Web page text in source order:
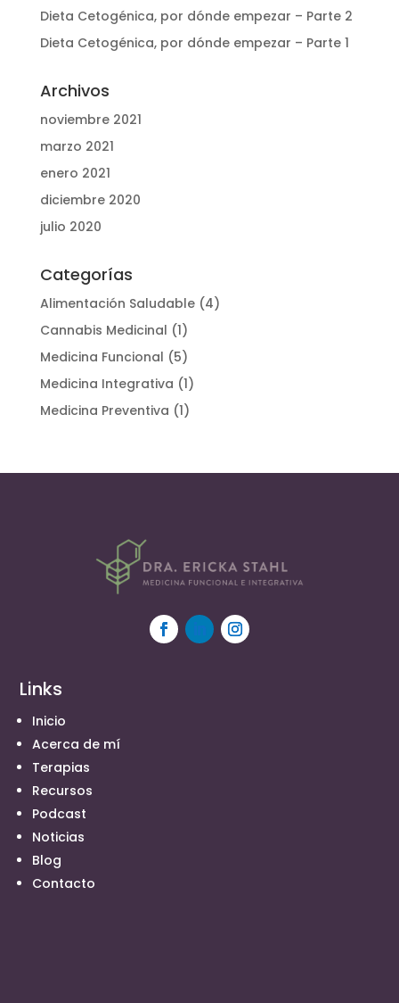
Dieta Cetogénica, por dónde empezar – Parte 2
Dieta Cetogénica, por dónde empezar – Parte 1
Archivos
noviembre 2021
marzo 2021
enero 2021
diciembre 2020
julio 2020
Categorías
Alimentación Saludable(4)
Cannabis Medicinal (1)
Medicina Funcional (5)
Medicina Integrativa (1)
Medicina Preventiva (1)
Links
Inicio
Acerca de mí
Terapias
Recursos
Podcast
Noticias
Blog
Contacto